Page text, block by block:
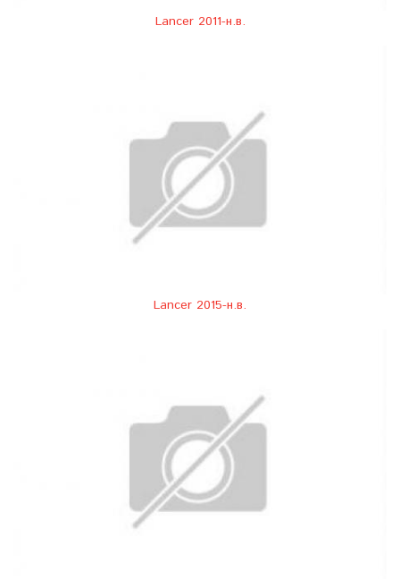
Lancer 2011-н.в.
Lancer 2015-н.в.